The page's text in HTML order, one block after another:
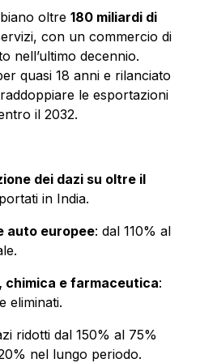
oltre 180 miliardi di
con un commercio di
nell’ultimo decennio.
quasi 18 anni e rilanciato
le esportazioni
il 2032.
dei dazi su oltre il
in India.
auto europee: dal 110% al
chimica e farmaceutica:
eliminati.
ridotti dal 150% al 75%
nel lungo periodo.